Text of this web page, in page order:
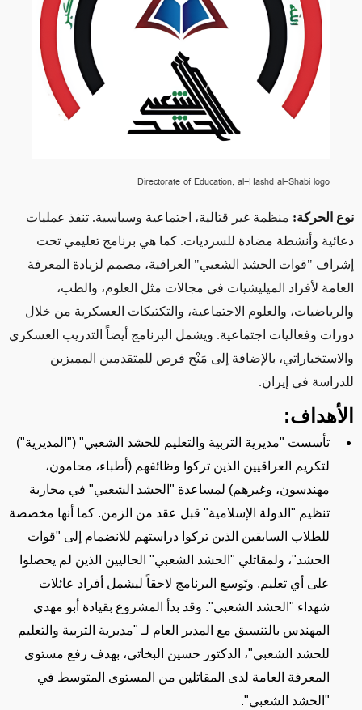
Directorate of Education, al-Hashd al-Shabi logo
نوع الحركة: منظمة غير قتالية، اجتماعية وسياسية. تنفذ عمليات
دعائية وأنشطة مضادة للسرديات. كما هي برنامج تعليمي تحت
إشراف "قوات الحشد الشعبي" العراقية، مصمم لزيادة المعرفة
العامة لأفراد الميليشيات في مجالات مثل العلوم، والطب،
والرياضيات، والعلوم الاجتماعية، والتكتيكات العسكرية من خلال
دورات وفعاليات اجتماعية. ويشمل البرنامج أيضاً التدريب العسكري
والاستخباراتي، بالإضافة إلى مَنْح فرص للمتقدمين المميزين
للدراسة في إيران.
الأهداف:
تأسست "مديرية التربية والتعليم للحشد الشعبي" ("المديرية")
لتكريم العراقيين الذين تركوا وظائفهم (أطباء، محامون،
مهندسون، وغيرهم) لمساعدة "الحشد الشعبي" في محاربة
تنظيم "الدولة الإسلامية" قبل عقد من الزمن. كما أنها مخصصة
للطلاب السابقين الذين تركوا دراستهم للانضمام إلى "قوات
الحشد"، ولمقاتلي "الحشد الشعبي" الحاليين الذين لم يحصلوا
على أي تعليم. وتَوسع البرنامج لاحقاً ليشمل أفراد عائلات
شهداء "الحشد الشعبي". وقد بدأ المشروع بقيادة أبو مهدي
المهندس بالتنسيق مع المدير العام لـ "مديرية التربية والتعليم
للحشد الشعبي"، الدكتور حسين البخاتي، بهدف رفع مستوى
المعرفة العامة لدى المقاتلين من المستوى المتوسط في
"الحشد الشعبي".